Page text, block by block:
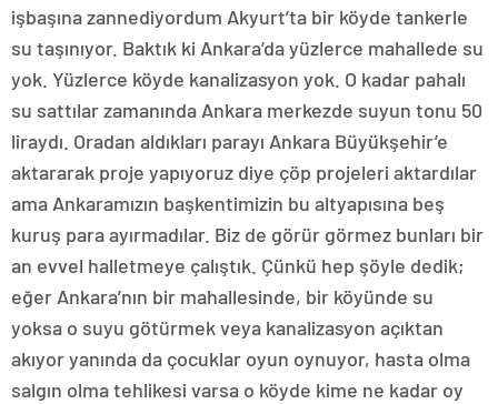
işbaşına zannediyordum Akyurt’ta bir köyde tankerle
su taşınıyor. Baktık ki Ankara’da yüzlerce mahallede su
yok. Yüzlerce köyde kanalizasyon yok. O kadar pahalı
su sattılar zamanında Ankara merkezde suyun tonu 50
liraydı. Oradan aldıkları parayı Ankara Büyükşehir’e
aktararak proje yapıyoruz diye çöp projeleri aktardılar
ama Ankaramızın başkentimizin bu altyapısına beş
kuruş para ayırmadılar. Biz de görür görmez bunları bir
an evvel halletmeye çalıştık. Çünkü hep şöyle dedik;
eğer Ankara’nın bir mahallesinde, bir köyünde su
yoksa o suyu götürmek veya kanalizasyon açıktan
akıyor yanında da çocuklar oyun oynuyor, hasta olma
salgın olma tehlikesi varsa o köyde kime ne kadar oy